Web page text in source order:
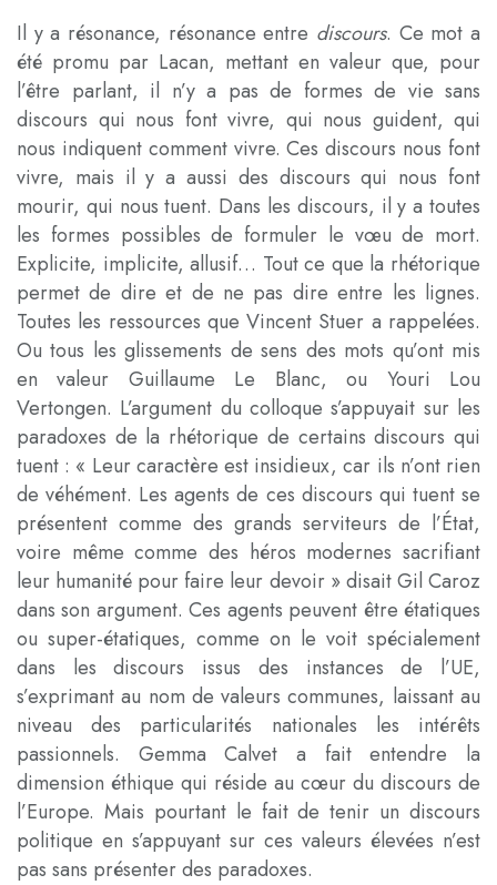
Il y a résonance, résonance entre discours. Ce mot a
été promu par Lacan, mettant en valeur que, pour
l’être parlant, il n’y a pas de formes de vie sans
discours qui nous font vivre, qui nous guident, qui
nous indiquent comment vivre. Ces discours nous font
vivre, mais il y a aussi des discours qui nous font
mourir, qui nous tuent. Dans les discours, il y a toutes
les formes possibles de formuler le vœu de mort.
Explicite, implicite, allusif… Tout ce que la rhétorique
permet de dire et de ne pas dire entre les lignes.
Toutes les ressources que Vincent Stuer a rappelées.
Ou tous les glissements de sens des mots qu’ont mis
en valeur Guillaume Le Blanc, ou Youri Lou
Vertongen. L’argument du colloque s’appuyait sur les
paradoxes de la rhétorique de certains discours qui
tuent : « Leur caractère est insidieux, car ils n’ont rien
de véhément. Les agents de ces discours qui tuent se
présentent comme des grands serviteurs de l’État,
voire même comme des héros modernes sacrifiant
leur humanité pour faire leur devoir » disait Gil Caroz
dans son argument. Ces agents peuvent être étatiques
ou super-étatiques, comme on le voit spécialement
dans les discours issus des instances de l’UE,
s’exprimant au nom de valeurs communes, laissant au
niveau des particularités nationales les intérêts
passionnels. Gemma Calvet a fait entendre la
dimension éthique qui réside au cœur du discours de
l’Europe. Mais pourtant le fait de tenir un discours
politique en s’appuyant sur ces valeurs élevées n’est
pas sans présenter des paradoxes.